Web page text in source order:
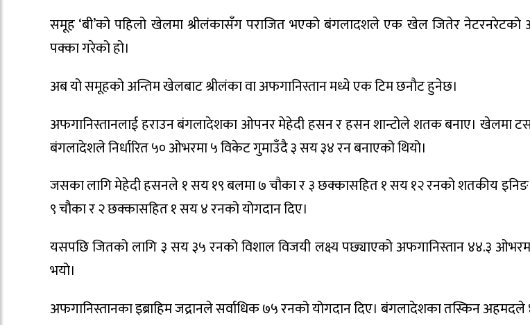
समूह ‘बी’को पहिलो खेलमा श्रीलंकासँग पराजित भएको बंगलादशले एक खेल जितेर नेटरनरेटको
पक्का गरेको हो।
अब यो समूहको अन्तिम खेलबाट श्रीलंका वा अफगानिस्तान मध्ये एक टिम छनौट हुनेछ।
अफगानिस्तानलाई हराउन बंगलादेशका ओपनर मेहेदी हसन र हसन शान्टोले शतक बनाए। खेलमा टस
बंगलादेशले निर्धारित ५० ओभरमा ५ विकेट गुमाउँदै ३ सय ३४ रन बनाएको थियो।
जसका लागि मेहेदी हसनले १ सय १९ बलमा ७ चौका र ३ छक्कासहित १ सय १२ रनको शतकीय
९ चौका र २ छक्कासहित १ सय ४ रनको योगदान दिए।
यसपछि जितको लागि ३ सय ३५ रनको विशाल विजयी लक्ष्य पछ्याएको अफगानिस्तान ४४.३
भयो।
अफगानिस्तानका इब्राहिम जद्रानले सर्वाधिक ७५ रनको योगदान दिए। बंगलादेशका तस्किन